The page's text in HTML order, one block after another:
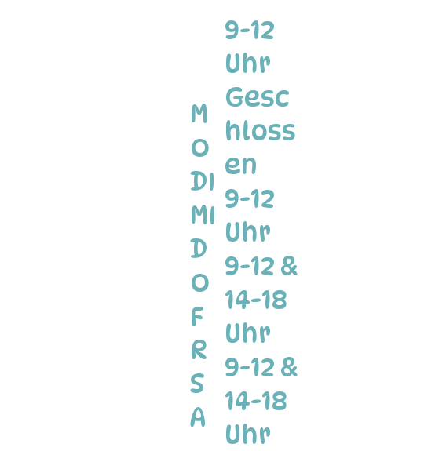
M
O
DI
MI
D
O
F
R
S
A
9-12
Uhr
Gesc
hloss
en
9-12
Uhr
9-12 &
14-18
Uhr
9-12 &
14-18
Uhr